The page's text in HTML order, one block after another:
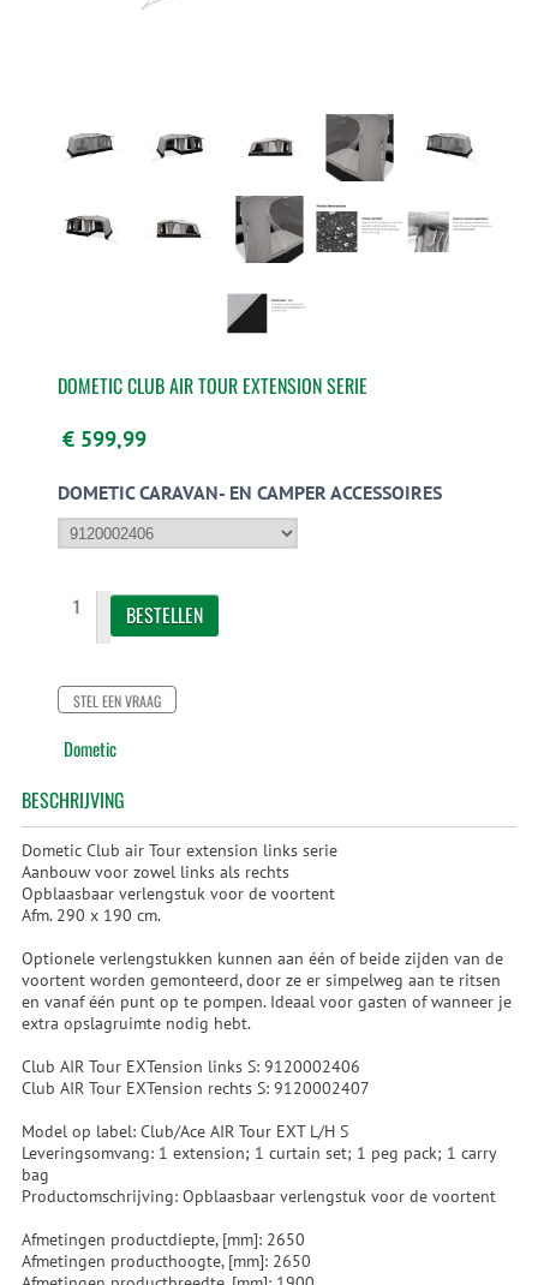
DOMETIC CLUB AIR TOUR EXTENSION SERIE
€ 599,99
DOMETIC CARAVAN- EN CAMPER ACCESSOIRES
STEL EEN VRAAG
Dometic
BESCHRIJVING
Dometic Club air Tour extension links serie
Aanbouw voor zowel links als rechts
Opblaasbaar verlengstuk voor de voortent
Afm. 290 x 190 cm.
Optionele verlengstukken kunnen aan één of beide zijden van de
voortent worden gemonteerd, door ze er simpelweg aan te ritsen
en vanaf één punt op te pompen. Ideaal voor gasten of wanneer je
extra opslagruimte nodig hebt.
Club AIR Tour EXTension links S: 9120002406
Club AIR Tour EXTension rechts S: 9120002407
Model op label: Club/Ace AIR Tour EXT L/H S
Leveringsomvang: 1 extension; 1 curtain set; 1 peg pack; 1 carry
bag
Productomschrijving: Opblaasbaar verlengstuk voor de voortent
Afmetingen productdiepte, [mm]: 2650
Afmetingen producthoogte, [mm]: 2650